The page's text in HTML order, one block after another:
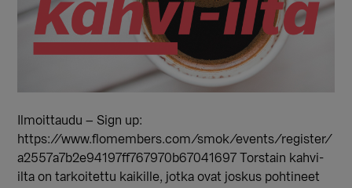
Ilmoittaudu – Sign up:
https://www.flomembers.com/smok/events/register/
a2557a7b2e94197ff767970b67041697 Torstain kahvi-
ilta on tarkoitettu kaikille, jotka ovat joskus pohtineet